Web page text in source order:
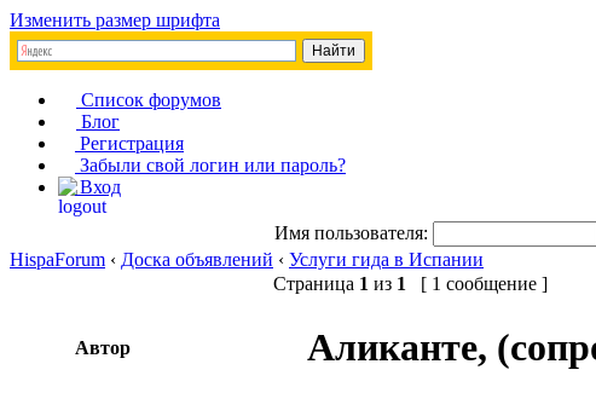
Изменить размер шрифта
Список форумов
Блог
Регистрация
Забыли свой логин или пароль?
Вход
Имя пользователя:
HispaForum ‹ Доска объявлений ‹ Услуги гида в Испании
Страница 1 из 1 [ 1 сообщение ]
Автор Аликанте,